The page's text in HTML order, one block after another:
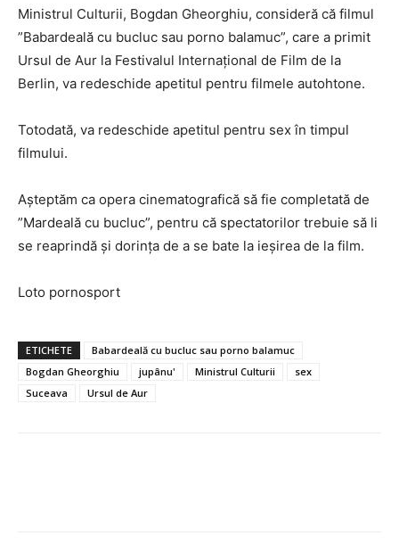
Ministrul Culturii, Bogdan Gheorghiu, consideră că filmul
”Babardeală cu bucluc sau porno balamuc”, care a primit
Ursul de Aur la Festivalul Internațional de Film de la
Berlin, va redeschide apetitul pentru filmele autohtone.
Totodată, va redeschide apetitul pentru sex în timpul
filmului.
Așteptăm ca opera cinematografică să fie completată de
”Mardeală cu bucluc”, pentru că spectatorilor trebuie să li
se reaprindă și dorința de a se bate la ieșirea de la film.
Loto pornosport
ETICHETE
Babardeală cu bucluc sau porno balamuc
Bogdan Gheorghiu
jupânu' Ministrul Culturii
sex
Suceava
Ursul de Aur